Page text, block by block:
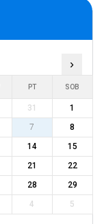
›
PT SOB
31
1
7
8
14
15
21
22
28
29
4 5